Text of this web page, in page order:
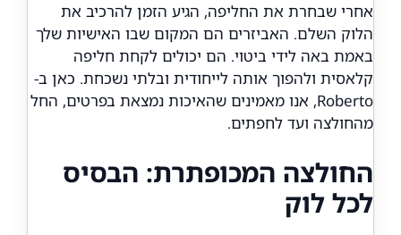
אחרי שבחרת את החליפה, הגיע הזמן להרכיב את
הלוק השלם. האביזרים הם המקום שבו האישיות שלך
באמת באה לידי ביטוי. הם יכולים לקחת חליפה
קלאסית ולהפוך אותה לייחודית ובלתי נשכחת. כאן ב-
Roberto, אנו מאמינים שהאיכות נמצאת בפרטים, החל
מהחולצה ועד לחפתים.
החולצה המכופתרת: הבסיס
לכל לוק